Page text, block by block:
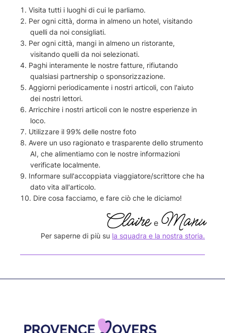
Visita tutti i luoghi di cui le parliamo.
Per ogni città, dorma in almeno un hotel, visitando
quelli da noi consigliati.
Per ogni città, mangi in almeno un ristorante,
visitando quelli da noi selezionati.
Paghi interamente le nostre fatture, rifiutando
qualsiasi partnership o sponsorizzazione.
Aggiorni periodicamente i nostri articoli, con l'aiuto
dei nostri lettori.
Arricchire i nostri articoli con le nostre esperienze in
loco.
Utilizzare il 99% delle nostre foto
Avere un uso ragionato e trasparente dello strumento
AI, che alimentiamo con le nostre informazioni
verificate localmente.
Informare sull'accoppiata viaggiatore/scrittore che ha
dato vita all'articolo.
Dire cosa facciamo, e fare ciò che le diciamo!
Claire e Manu
Per saperne di più su la squadra e la nostra storia.